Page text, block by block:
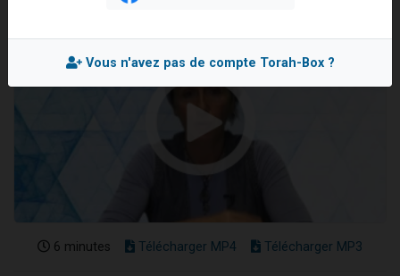
3 personnes viennent de nous rejoindre sur WhatsApp
2 nouvelles musiques dans Torah-Box Music
6 minutes Télécharger MP4 Télécharger MP3
Vous n'avez pas de compte Torah-Box ?